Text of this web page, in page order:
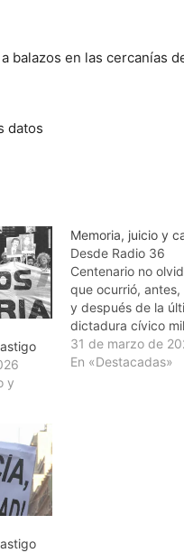
balazos en las cercanías
datos
y
Memoria, juicio y
Desde Radio 36
Centenario no
que ocurrió,
y después de la
dictadura cívico
Uruguay con
compatriotas que
31 de marzo de
En «Destacadas»